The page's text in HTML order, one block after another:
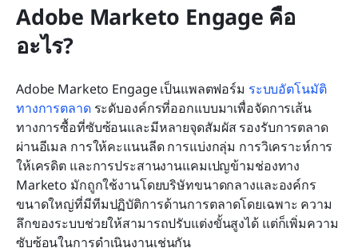
Adobe Marketo Engage คือ
อะไร?
Adobe Marketo Engage เป็นแพลตฟอร์ม ระบบอัตโนมัติ
ทางการตลาด ระดับองค์กรที่ออกแบบมาเพื่อจัดการเส้น
ทางการซื้อที่ซับซ้อนและมีหลายจุดสัมผัส รองรับการตลาด
ผ่านอีเมล การให้คะแนนลีด การแบ่งกลุ่ม การวิเคราะห์การ
ให้เครดิต และการประสานงานแคมเปญข้ามช่องทาง
Marketo มักถูกใช้งานโดยบริษัทขนาดกลางและองค์กร
ขนาดใหญ่ที่มีทีมปฏิบัติการด้านการตลาดโดยเฉพาะ ความ
ลึกของระบบช่วยให้สามารถปรับแต่งขั้นสูงได้ แต่ก็เพิ่มความ
ซับซ้อนในการดำเนินงานเช่นกัน